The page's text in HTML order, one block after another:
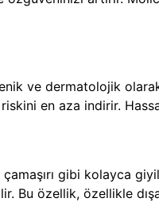
ve dermatolojik
en aza indirir.
gibi kolayca
Bu özellik, özellikle